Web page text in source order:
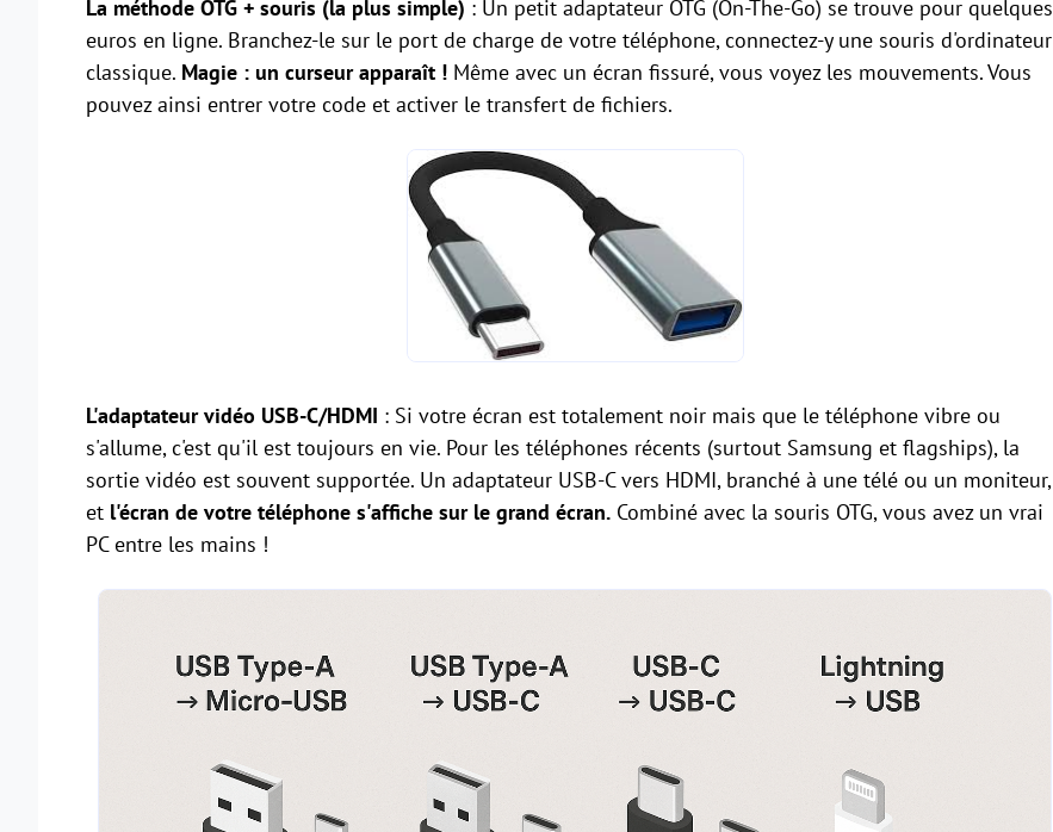
La méthode OTG + souris (la plus simple) : Un petit adaptateur OTG (On-The-Go) se trouve pour quelques
euros en ligne. Branchez-le sur le port de charge de votre téléphone, connectez-y une souris d'ordinateur
classique. Magie : un curseur apparaît ! Même avec un écran fissuré, vous voyez les mouvements. Vous
pouvez ainsi entrer votre code et activer le transfert de fichiers.
L'adaptateur vidéo USB-C/HDMI : Si votre écran est totalement noir mais que le téléphone vibre ou
s'allume, c'est qu'il est toujours en vie. Pour les téléphones récents (surtout Samsung et flagships), la
sortie vidéo est souvent supportée. Un adaptateur USB-C vers HDMI, branché à une télé ou un moniteur,
et l'écran de votre téléphone s'affiche sur le grand écran. Combiné avec la souris OTG, vous avez un vrai
PC entre les mains !